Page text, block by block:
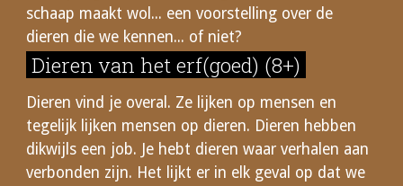
schaap maakt wol... een voorstelling over de
dieren die we kennen... of niet?
Dieren van het erf(goed) (8+)
Dieren vind je overal. Ze lijken op mensen en
tegelijk lijken mensen op dieren. Dieren hebben
dikwijls een job. Je hebt dieren waar verhalen aan
verbonden zijn. Het lijkt er in elk geval op dat we